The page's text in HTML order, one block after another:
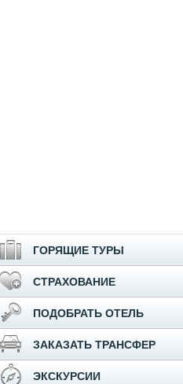
ГОРЯЩИЕ ТУРЫ
СТРАХОВАНИЕ
ПОДОБРАТЬ ОТЕЛЬ
ЗАКАЗАТЬ ТРАНСФЕР
ЭКСКУРСИИ